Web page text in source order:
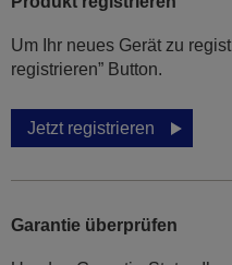
Um Ihr neues Gerät zu
registrieren” Button.
Jetzt registrieren
Garantie überprüfen